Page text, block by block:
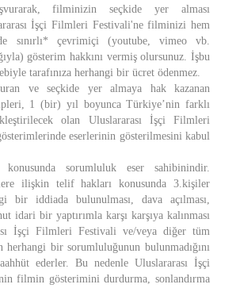
filminizin seçkide yer alması
İşçi Filmleri Festivali'ne filminizi hem
sınırlı* çevrimiçi (youtube, vimeo vb.
gösterim hakkını vermiş olursunuz. İşbu
tarafınıza herhangi bir ücret ödenmez.
ve seçkide yer almaya hak kazanan
1 (bir) yıl boyunca Türkiye’nin farklı
olan Uluslararası İşçi Filmleri
eserlerinin gösterilmesini kabul
sorumluluk eser sahibinindir.
ilişkin telif hakları konusunda 3.kişiler
bir iddiada bulunulması, dava açılması,
idari bir yaptırımla karşı karşıya kalınması
İşçi Filmleri Festivali ve/veya diğer tüm
herhangi bir sorumluluğunun bulunmadığını
ederler. Bu nedenle Uluslararası İşçi
filmin gösterimini durdurma, sonlandırma